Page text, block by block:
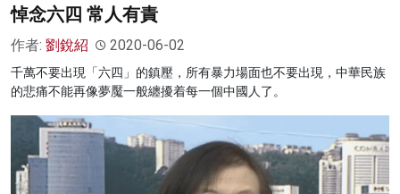
悼念六四 常人有責
作者: 劉銳紹 2020-06-02
千萬不要出現「六四」的鎮壓，所有暴力場面也不要出現，中華民族
的悲痛不能再像夢魘一般纏擾着每一個中國人了。